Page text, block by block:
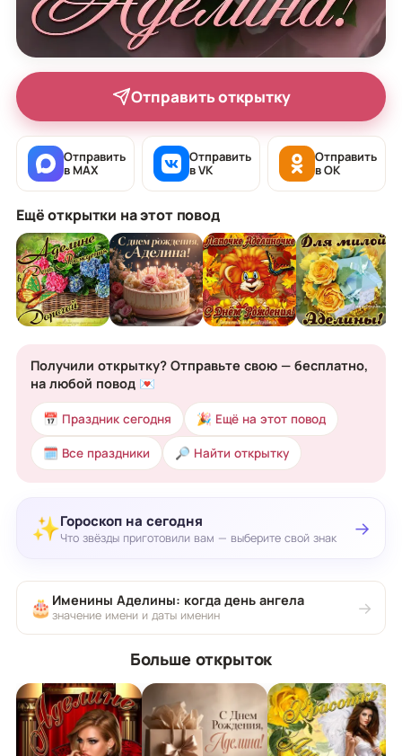
Отправить открытку
Отправить
в MAX
Отправить
в VK
Отправить
в OK
Ещё открытки на этот повод
Получили открытку? Отправьте свою — бесплатно,
на любой повод 💌
📅 Праздник сегодня 🎉 Ещё на этот повод
🗓 Все праздники 🔎 Найти открытку
✨Гороскоп на сегодня
Что звёзды приготовили вам — выберите свой знак →
🎂 Именины Аделины: когда день ангела
значение имени и даты именин →
Больше открыток